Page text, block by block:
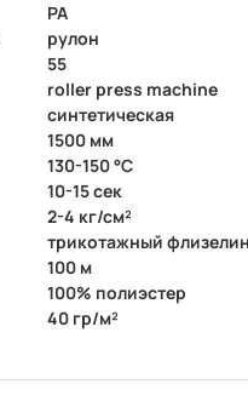
PA
рулон
55
roller press machine
синтетическая
1500 мм
130-150 °C
10-15 сек
2-4 кг/см²
трикотажный флизелин
100 м
100% полиэстер
40 гр/м²